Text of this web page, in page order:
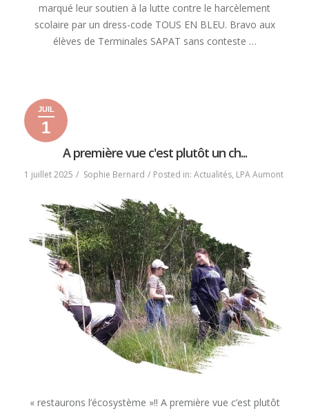
marqué leur soutien à la lutte contre le harcèlement
scolaire par un dress-code TOUS EN BLEU. Bravo aux
élèves de Terminales SAPAT sans conteste …
SCOLAIRE »
1
juillet
2025
2
juillet
2025
JUIL
12025
A première vue c'est plutôt un ch...
1 juillet 2025 Sophie Bernard Posted in: Actualités, LPA Aumont
« restaurons l’écosystème »!! A première vue c’est plutôt